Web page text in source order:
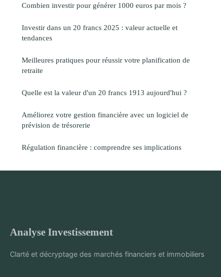
Combien investir pour générer 1000 euros par mois ?
Investir dans un 20 francs 2025 : valeur actuelle et
tendances
Meilleures pratiques pour réussir votre planification de
retraite
Quelle est la valeur d'un 20 francs 1913 aujourd'hui ?
Améliorez votre gestion financière avec un logiciel de
prévision de trésorerie
Régulation financière : comprendre ses implications
Analyse Investissement
Clarté et décryptage des marchés financiers et immobiliers